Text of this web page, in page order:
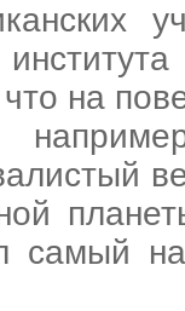
на
самый